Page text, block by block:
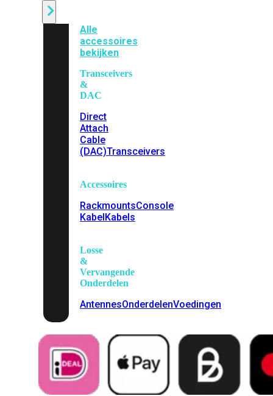
Alle
accessoires
bekijken
Transceivers
&
DAC
Direct
Attach
Cable
(DAC)Transceivers
Accessoires
RackmountsConsole
KabelKabels
Losse
&
Vervangende
Onderdelen
AntennesOnderdelenVoedingen